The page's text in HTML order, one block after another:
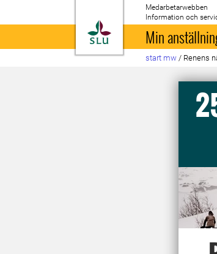
Till startsida
Medarbetarwebben
Information och
Min
start mw / Renens